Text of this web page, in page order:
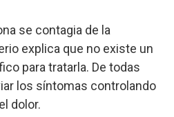
se contagia de la
explica que no existe un
para tratarla. De todas
los síntomas controlando
dolor.